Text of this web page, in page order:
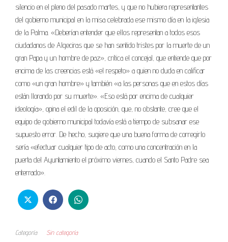
silencio en el pleno del pasado martes, y que no hubiera representantes
del gobierno municipal en la misa celebrada ese mismo día en la iglesia
de la Palma. «Deberían entender que ellos representan a todos esos
ciudadanos de Algeciras que se han sentido tristes por la muerte de un
gran Papa y un hombre de paz», critica el concejal, que entiende que por
encima de las creencias está «el respeto» a quien no duda en calificar
como «un gran hombre» y también «a las personas que en estos días
están llorando por su muerte». «Eso está por encima de cualquier
ideología», opina el edil de la oposición, que, no obstante, cree que el
equipo de gobierno municipal todavía está a tiempo de subsanar ese
supuesto error. De hecho, sugiere que una buena forma de corregirlo
sería «efectuar cualquier tipo de acto, como una concentración en la
puerta del Ayuntamiento el próximo viernes, cuando el Santo Padre sea
enterrado».
Categoría Sin categoría